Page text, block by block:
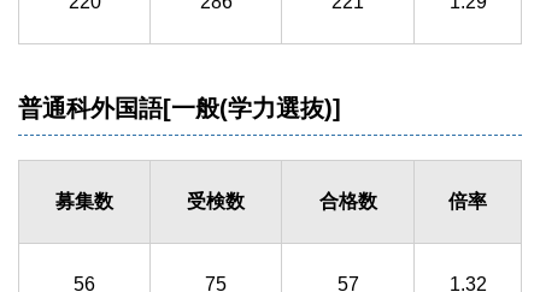
普通科外国語[一般(学力選抜)]
募集数 受検数 合格数 倍率
56 75 57 1.32